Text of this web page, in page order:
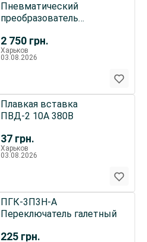
2 750 грн.
Пневматический
преобразователь
мод.9592
Харьков
03.08.2026
37 грн.
Плавкая вставка
ПВД-2 10А 380В
Харьков
03.08.2026
225 грн.
ПГК-3П3Н-А
Переключатель галетный